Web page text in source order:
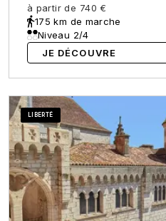
à partir de 740 €
175 km de marche
Niveau 2/4
JE DÉCOUVRE
LIBERTÉ